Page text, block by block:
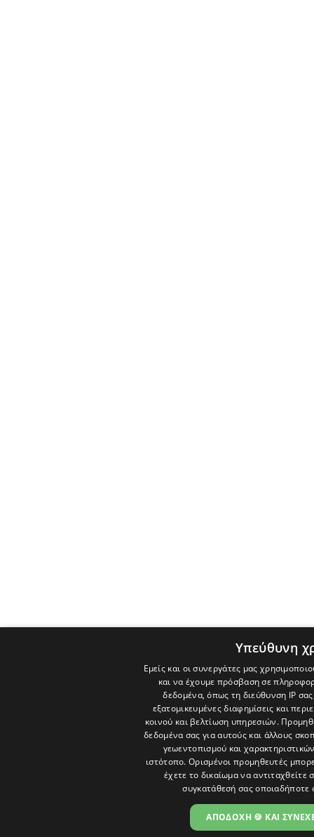
Υπεύθυνη
Εμείς και οι συνεργάτες μας
και να έχουμε πρόσβαση σε
δεδομένα, όπως τη διεύθυνση IP
εξατομικευμένες διαφημίσεις και
κοινού και βελτίωση υπηρεσιών.
δεδομένα σας για αυτούς και άλλους
γεωεντοπισμού και
ιστότοπο. Ορισμένοι προμηθευτές
έχετε το δικαίωμα να αντιταχθείτε
συγκατάθεσή σας οποιαδήποτε
ΑΠΟΔΟΧΗ 🍪 ΚΑΙ